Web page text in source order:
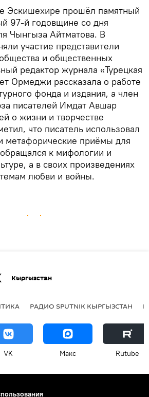
Эскишехире прошёл памятный
97-й годовщине со дня
Чынгыза Айтматова. В
участие представители
и общественных
редактор журнала «Турецкая
Ормеджи рассказала о работе
фонда и издания, а член
писателей Имдат Авшар
о жизни и творчестве
что писатель использовал
метафорические приёмы для
к мифологии и
а в своих произведениях
любви и войны.
Кыргызстан
РАДИО SPUTNIK КЫРГЫЗСТАН
VK Макс Rutube